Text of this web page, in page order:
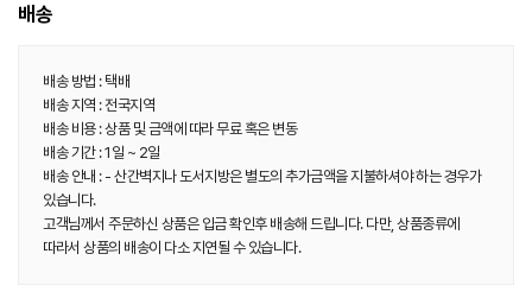
배송
배송 방법 : 택배
배송 지역 : 전국지역
배송 비용 : 상품 및 금액에 따라 무료 혹은 변동
배송 기간 : 1일 ~ 2일
배송 안내 : - 산간벽지나 도서지방은 별도의 추가금액을 지불하셔야 하는 경우가
있습니다.
고객님께서 주문하신 상품은 입금 확인후 배송해 드립니다. 다만, 상품종류에
따라서 상품의 배송이 다소 지연될 수 있습니다.